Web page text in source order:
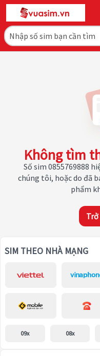
Không tìm
Số sim 0855769888
chúng tôi, hoặc do đã
phẩm
SIM THEO NHÀ MẠNG
09x 08x